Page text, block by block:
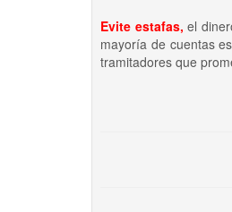
Evite estafas, el
mayoría de cuentas
tramitadores que